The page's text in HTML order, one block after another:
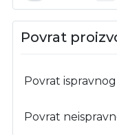
Povrat
Povrat
Povrat